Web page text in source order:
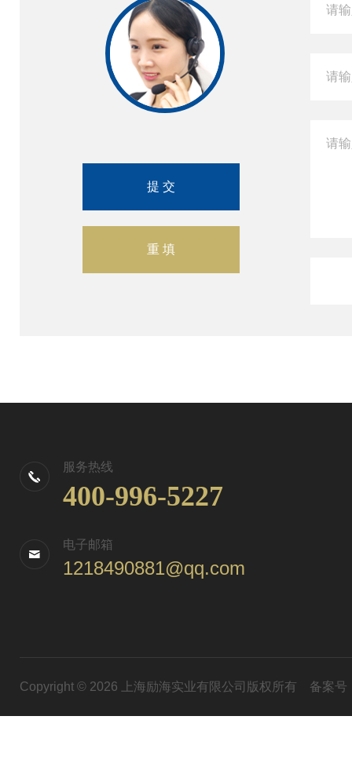
服务热线
400-996-5227
电子邮箱
1218490881@qq.com
Copyright © 2026 上海励海实业有限公司版权所有 备案号